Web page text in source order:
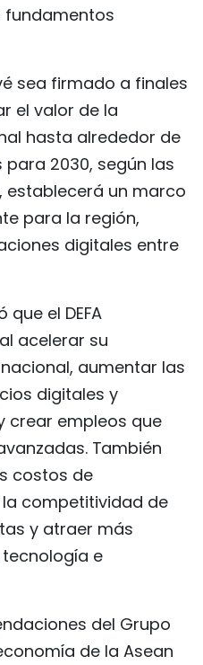
fundamentos
sea firmado a finales
el valor de la
hasta alrededor de
2030, según las
establecerá un marco
para la región,
digitales entre
el DEFA
acelerar su
aumentar las
digitales y
crear empleos que
También
costos de
competitividad de
y atraer más
e
del Grupo
de la Asean